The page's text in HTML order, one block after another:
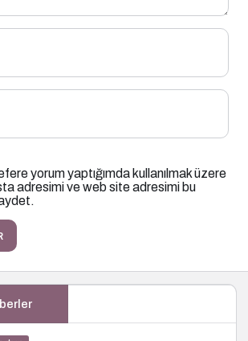
yorum yaptığımda kullanılmak üzere
adresimi ve web site adresimi bu